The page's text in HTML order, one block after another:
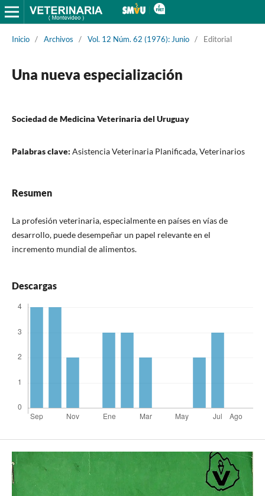
Inicio / Archivos / Vol. 12 Núm. 62 (1976): Junio / Editorial
Una nueva especialización
Sociedad de Medicina Veterinaria del Uruguay
Palabras clave: Asistencia Veterinaria Planificada, Veterinarios
Resumen
La profesión veterinaria, especialmente en países en vías de
desarrollo, puede desempeñar un papel relevante en el
incremento mundial de alimentos.
Descargas